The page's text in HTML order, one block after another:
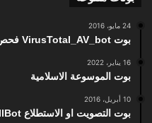
24 مايو، 2016
بوت VirusTotal_AV_bot فحص الروابط
16 يناير، 2022
بوت الموسوعة الاسلامية
10 أبريل، 2016
بوت التصويت او الاستطلاع PollBot